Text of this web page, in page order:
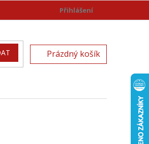
Přihlášení
NÁKUPNÍ
KOŠÍK
Prázdný košík